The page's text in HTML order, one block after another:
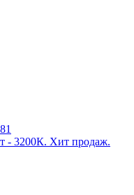
- 3200К. Хит продаж.